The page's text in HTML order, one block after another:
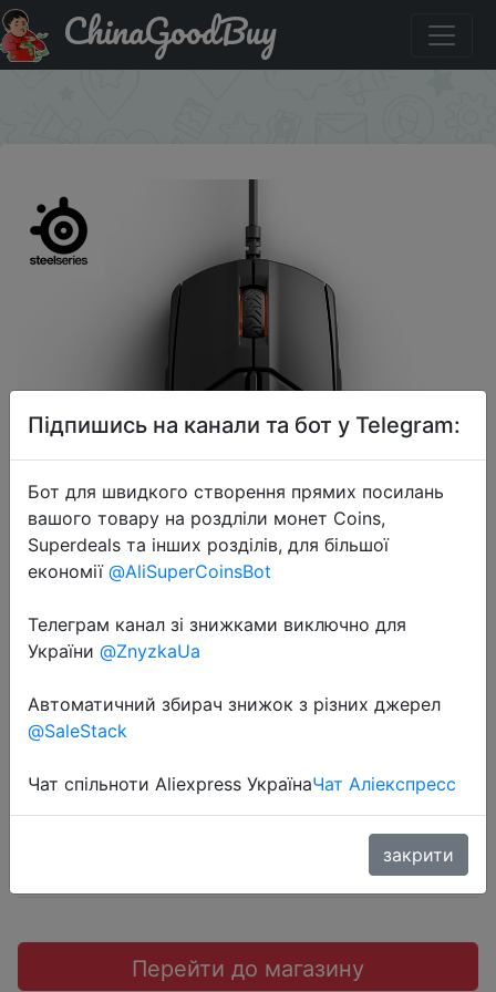
Знижка на Проводная игровая компьютерная мышь
SteelSeries Sensei 310
ChinaGoodBuy
2022-07-21
Проводная игровая компьютерная
$51.41
Перейти до магазину
Підпишись на канали та бот у Telegram:
Бот для швидкого створення прямих посилань
вашого товару на роздліли монет Coins,
Superdeals та інших розділів, для більшої
економії @AliSuperCoinsBot
Телеграм канал зі знижками виключно для
України @ZnyzkaUa
Автоматичний збирач знижок з різних джерел
@SaleStack
Чат спільноти Aliexpress УкраїнаЧат Аліекспресс
закрити